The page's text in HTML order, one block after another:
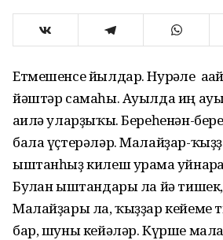
Етмешенсе йылдар. Нурғәле
йәштәр самаһы. Ауылда иң
ғаилә уларҙыҡы. Береһенән-
бала үҫтерәләр. Малайҙар-
ыштанһыҙ килеш урамға
Булған ыштандары ла йә
Малайҙары ла, ҡыҙҙар кейеме
бар, шуны кейәләр. Күрше